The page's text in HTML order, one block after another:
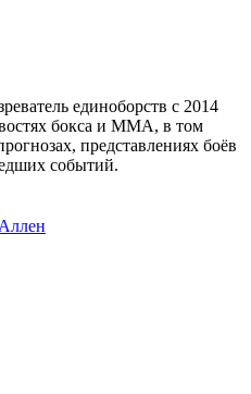
единоборств с 2014
бокса и ММА, в том
представлениях боёв
событий.